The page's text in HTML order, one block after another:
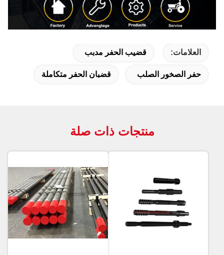
العلامات: قضيب الحفر مدبب
حفر الصخور الصلب قضبان الحفر متكاملة
منتجات ذات صلة